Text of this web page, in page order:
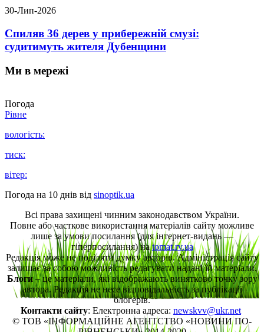
30-Лип-2026
Спиляв 36 дерев у прибережній смузі:
судитимуть жителя Дубенщини
Ми в мережі
Погода
Рівне
вологість:
тиск:
вітер:
Погода на 10 днів від sinoptik.ua
Всі права захищені чинним законодавством України.
Повне або часткове використання матеріалів сайту можливе
лише за умови посилання (для інтернет-видань —
гіперпосилання) наtomat.rv.ua
Редакція може не поділяти думку авторів. Адміністрація сайту
залишає за собою можливість редагувати надані їй матеріали.
Блоги– це матеріали, які відображають винятково точку зору
автора. Редакція не несе відповідальність за публікації
блогерів.
Контакти сайту: Електронна адреса: newskvv@ukr.net
© ТОВ «ІНФОРМАЦІЙНЕ АГЕНТСТВО «НОВИНИ ПО-